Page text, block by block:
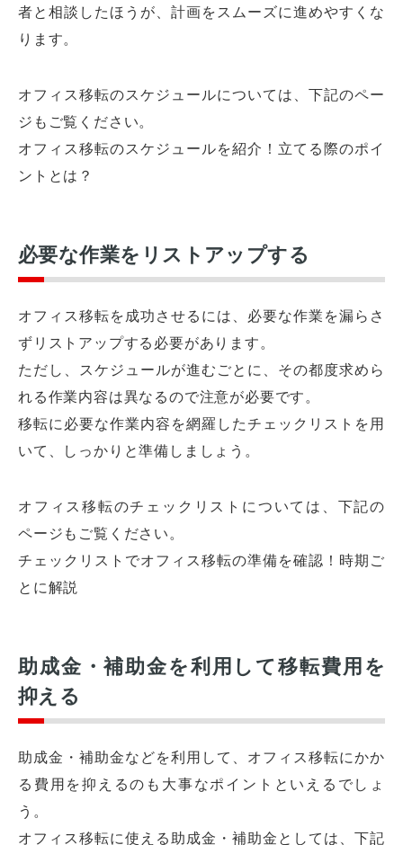
者と相談したほうが、計画をスムーズに進めやすくな
ります。
オフィス移転のスケジュールについては、下記のペー
ジもご覧ください。
オフィス移転のスケジュールを紹介！立てる際のポイ
ントとは？
必要な作業をリストアップする
オフィス移転を成功させるには、必要な作業を漏らさ
ずリストアップする必要があります。
ただし、スケジュールが進むごとに、その都度求めら
れる作業内容は異なるので注意が必要です。
移転に必要な作業内容を網羅したチェックリストを用
いて、しっかりと準備しましょう。
オフィス移転のチェックリストについては、下記の
ページもご覧ください。
チェックリストでオフィス移転の準備を確認！時期ご
とに解説
助成金・補助金を利用して移転費用を
抑える
助成金・補助金などを利用して、オフィス移転にかか
る費用を抑えるのも大事なポイントといえるでしょ
う。
オフィス移転に使える助成金・補助金としては、下記